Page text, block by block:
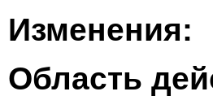
Изменения:
Область